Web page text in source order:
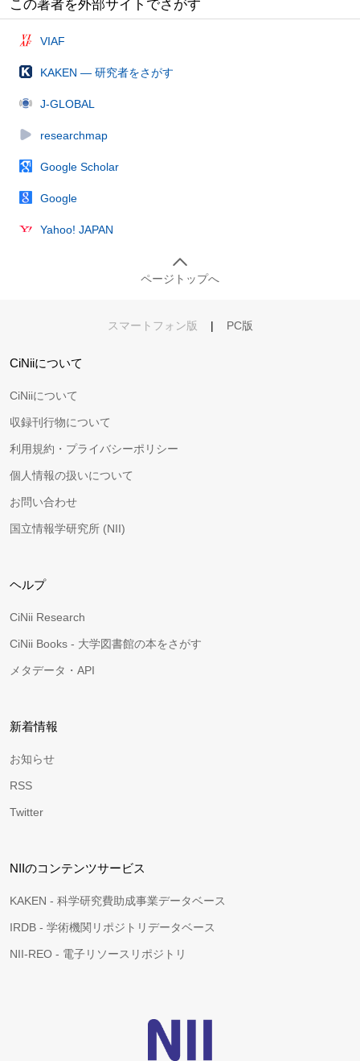
この著者を外部サイトでさがす
VIAF
KAKEN — 研究者をさがす
J-GLOBAL
researchmap
Google Scholar
Google
Yahoo! JAPAN
ページトップへ
スマートフォン版 | PC版
CiNiiについて
CiNiiについて
収録刊行物について
利用規約・プライバシーポリシー
個人情報の扱いについて
お問い合わせ
国立情報学研究所 (NII)
ヘルプ
CiNii Research
CiNii Books - 大学図書館の本をさがす
メタデータ・API
新着情報
お知らせ
RSS
Twitter
NIIのコンテンツサービス
KAKEN - 科学研究費助成事業データベース
IRDB - 学術機関リポジトリデータベース
NII-REO - 電子リソースリポジトリ